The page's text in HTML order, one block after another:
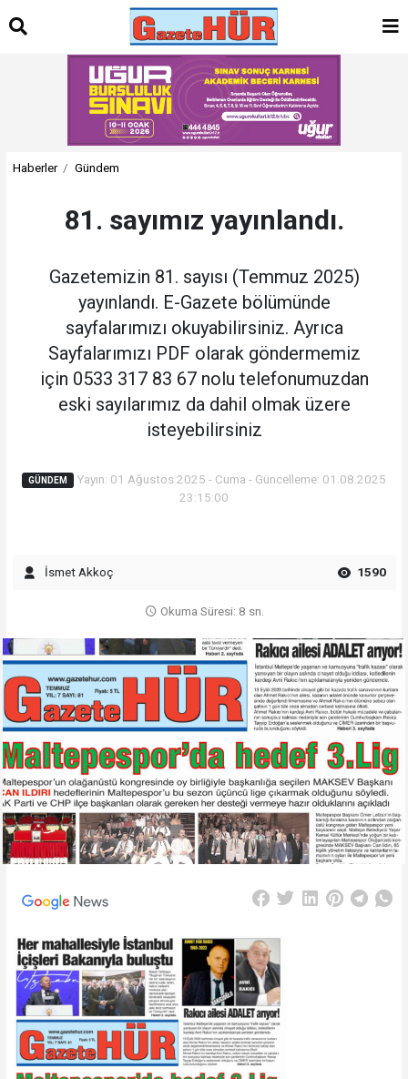
Haberler Gündem
81. sayımız yayınlandı.
Gazetemizin 81. sayısı (Temmuz 2025)
yayınlandı. E-Gazete bölümünde
sayfalarımızı okuyabilirsiniz. Ayrıca
Sayfalarımızı PDF olarak göndermemiz
için 0533 317 83 67 nolu telefonumuzdan
eski sayılarımız da dahil olmak üzere
isteyebilirsiniz
GÜNDEM
Yayın: 01 Ağustos 2025 - Cuma - Güncelleme: 01.08.2025
23:15:00
İsmet Akkoç 1590
Okuma Süresi: 8 sn.